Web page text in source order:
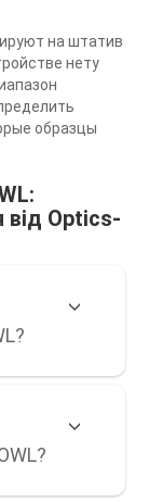
на штатив
нету
образцы
від Optics-